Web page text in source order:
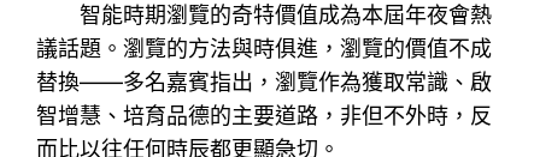
智能時期瀏覽的奇特價值成為本屆年夜會熱
議話題。瀏覽的方法與時俱進，瀏覽的價值不成
替換——多名嘉賓指出，瀏覽作為獲取常識、啟
智增慧、培育品德的主要道路，非但不外時，反
而比以往任何時辰都更顯急切。